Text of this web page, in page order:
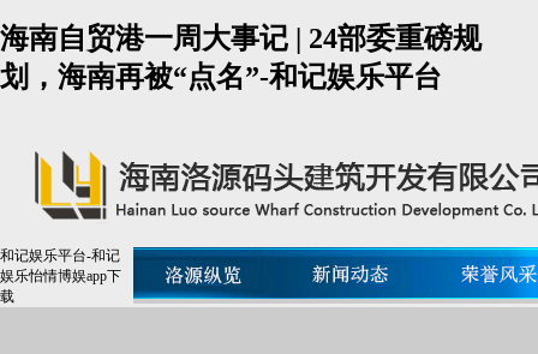
海南自贸港一周大事记 | 24部委重磅规
划，海南再被“点名”-和记娱乐平台
和记娱乐平台-和记
娱乐怡情博娱app下
载